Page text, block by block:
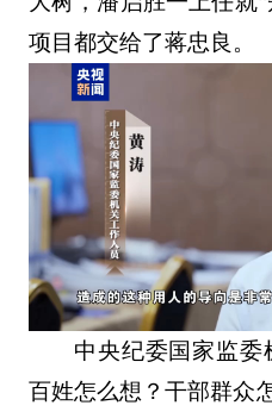
项目都交给了蒋忠良。
中央纪委国家监
百姓怎么想？干部群众